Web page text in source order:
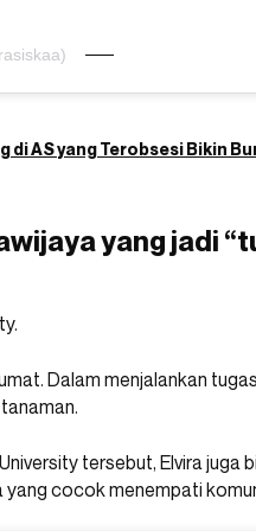
di AS yang Terobsesi Bikin
yang jadi
Dalam menjalankan
tersebut, Elvira juga
yang cocok menempati